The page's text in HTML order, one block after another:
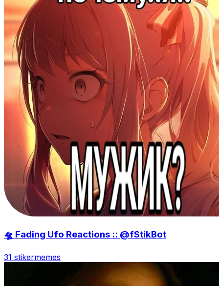
🛸 Fading Ufo Reactions :: @fStikBot
31 stikermemes